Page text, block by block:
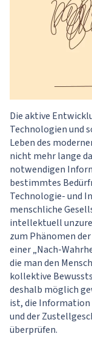
Die aktive
Technologien und
Leben des
nicht mehr lange
notwendigen
bestimmtes
Technologie- und
menschliche
intellektuell
zum Phänomen
einer „Nach-
die man den
kollektive
deshalb möglich
ist, die Information
und der
überprüfen.